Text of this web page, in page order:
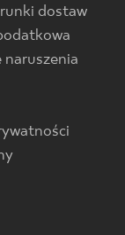
dostaw
naruszenia